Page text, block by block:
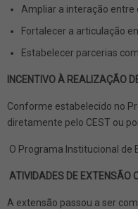
Ampliar a interação entre
Fortalecer a articulação
Estabelecer parcerias
INCENTIVO À REALIZAÇÃO
Conforme estabelecido no
diretamente pelo CEST ou
O Programa Institucional de
ATIVIDADES DE EXTENSÃO
A extensão passou a ser